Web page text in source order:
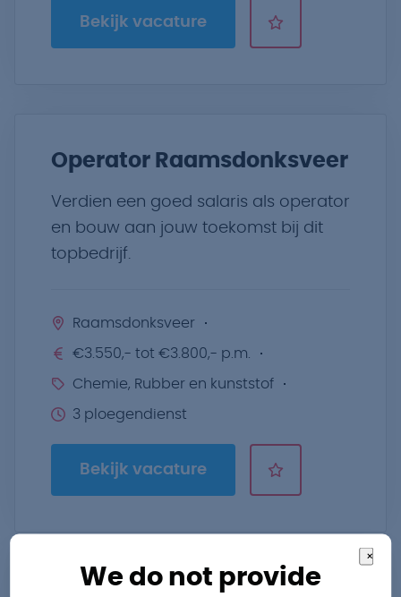
×
We do not provide
Bekijk vacature
Operator Raamsdonksveer
Verdien een goed salaris als operator
en bouw aan jouw toekomst bij dit
topbedrijf.
Raamsdonksveer
€3.550,- tot €3.800,- p.m.
Chemie, Rubber en kunststof
3 ploegendienst
Bekijk vacature